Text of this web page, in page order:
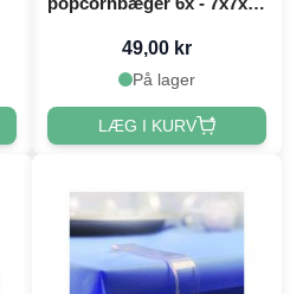
49,00 kr
På lager
LÆG I KURV